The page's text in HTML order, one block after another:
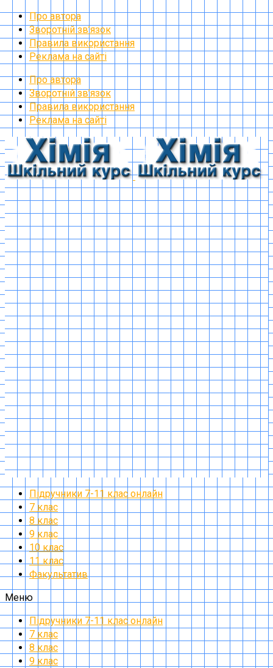
Про автора
Зворотній зв’язок
Правила використання
Реклама на сайті
Про автора
Зворотній зв’язок
Правила використання
Реклама на сайті
Підручники 7-11 клас онлайн
7 клас
8 клас
9 клас
10 клас
11 клас
Факультатив
Меню
Підручники 7-11 клас онлайн
7 клас
8 клас
9 клас